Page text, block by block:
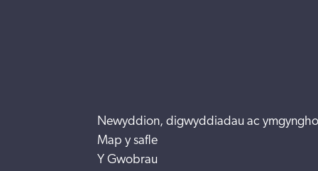
Newyddion, digwyddiadau ac
Map y safle
Y Gwobrau